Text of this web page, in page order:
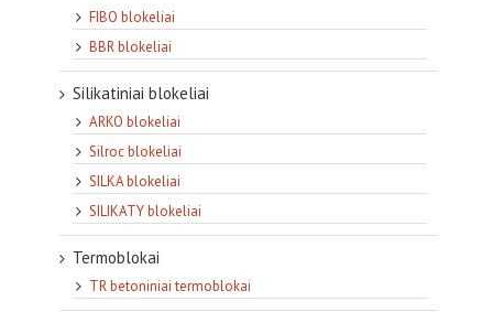
FIBO blokeliai
BBR blokeliai
Silikatiniai blokeliai
ARKO blokeliai
Silroc blokeliai
SILKA blokeliai
SILIKATY blokeliai
Termoblokai
TR betoniniai termoblokai